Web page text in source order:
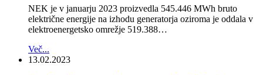
NEK je v januarju 2023 proizvedla 545.446 MWh bruto
električne energije na izhodu generatorja oziroma je oddala v
elektroenergetsko omrežje 519.388…
Več...
13.02.2023